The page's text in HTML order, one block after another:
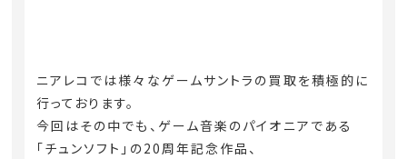
ニアレコでは様々なゲームサントラの買取を積極的に
行っております。
今回はその中でも、ゲーム音楽のパイオニアである
「チュンソフト」の20周年記念作品、